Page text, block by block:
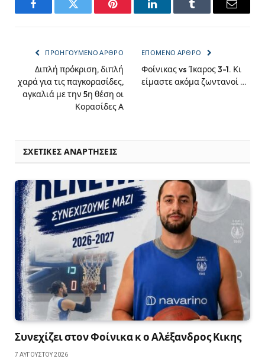
FacebookTwitter Pinterest LinkedInTumblr Email
ΠΡΟΗΓΟΎΜΕΝΟ ΆΡΘΡΟ
Διπλή πρόκριση, διπλή
χαρά για τις παγκορασίδες,
αγκαλιά με την 5η θέση οι
Κορασίδες Α
ΕΠΌΜΕΝΟ ΆΡΘΡΟ
Φοίνικας vs Ίκαρος 3-1. Κι
είμαστε ακόμα ζωντανοί …
ΣΧΕΤΙΚΈΣ ΑΝΑΡΤΉΣΕΙΣ
Συνεχίζει στον Φοίνικα κ ο Αλέξανδρος Κικης
7 ΑΥΓΟΎΣΤΟΥ 2026